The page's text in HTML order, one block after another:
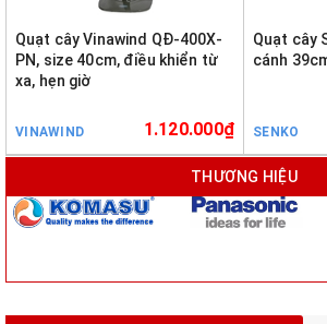
Quạt cây Vinawind QĐ-400X-
PN, size 40cm, điều khiển từ
xa, hẹn giờ
VINAWIND 1.120.000₫
Quạt cây
cánh
SENKO
THƯƠNG HIỆU